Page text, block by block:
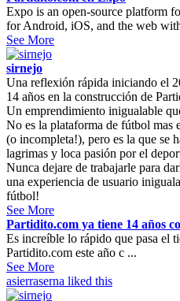
Expo is an open-source platform
for Android, iOS, and the web
See More
sirnejo
Una reflexión rápida iniciando el
14 años en la construcción de
Un emprendimiento inigualable
No es la plataforma de fútbol mas
(o incompleta!), pero es la que se
lagrimas y loca pasión por el
Nunca dejare de trabajarle para
una experiencia de usuario
fútbol!
See More
Partidito.com ya tiene 14 años
Es increíble lo rápido que pasa el
Partidito.com este año c ...
See More
asierraserna liked this